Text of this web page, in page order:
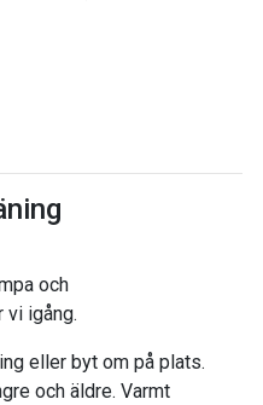
och
vi igång.
eller byt om på plats.
och äldre. Varmt